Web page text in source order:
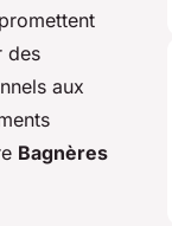
des
aux
Bagnères